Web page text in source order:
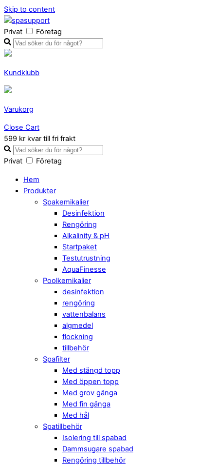
Skip to content
Privat Företag
Kundklubb
Varukorg
Close Cart
599 kr kvar till fri frakt
Privat Företag
Hem
Produkter
Spakemikalier
Desinfektion
Rengöring
Alkalinity & pH
Startpaket
Testutrustning
AquaFinesse
Poolkemikalier
desinfektion
rengöring
vattenbalans
algmedel
flockning
tillbehör
Spafilter
Med stängd topp
Med öppen topp
Med grov gänga
Med fin gänga
Med hål
Spatillbehör
Isolering till spabad
Dammsugare spabad
Rengöring tillbehör